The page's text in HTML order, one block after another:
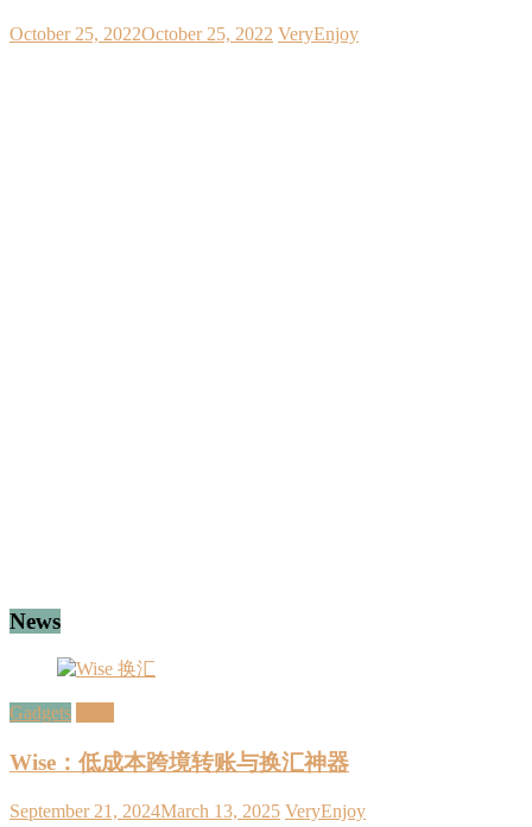
October 25, 2022October 25, 2022 VeryEnjoy
News
Gadgets
Wise：低成本跨境转账与换汇神器
September 21, 2024March 13, 2025 VeryEnjoy